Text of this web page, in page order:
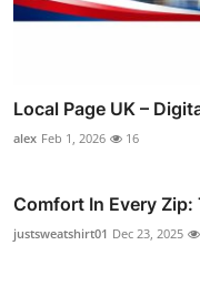
Local Page UK –
alex Feb 1, 2026 16
Comfort In Every
justsweatshirt01 Dec 23, 2025